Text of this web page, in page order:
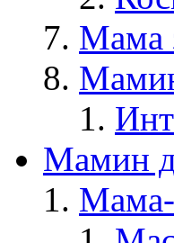
Мама
Мамин
Мама-